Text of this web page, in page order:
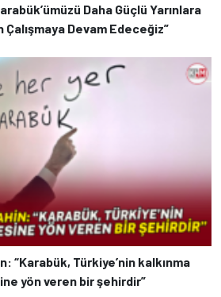
Daha Güçlü Yarınlara
Çalışmaya Devam Edeceğiz”
“Karabük, Türkiye’nin kalkınma
yön veren bir şehirdir”